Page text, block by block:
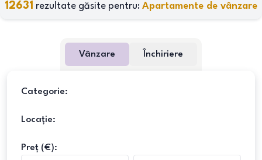
12631 rezultate găsite pentru: Apartamente de vânzare
Vânzare Închiriere
Categorie:
Locație:
Preț (€):